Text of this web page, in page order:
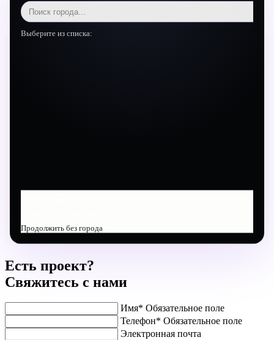
Есть проект?
Свяжитесь с нами
Имя* Обязательное поле
Телефон* Обязательное поле
Электронная почта
Выберите из списка:
Продолжить без города